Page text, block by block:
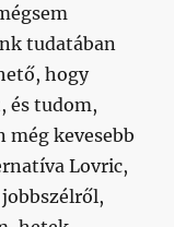
tudatában
hogy
és tudom,
még kevesebb
Lovric,